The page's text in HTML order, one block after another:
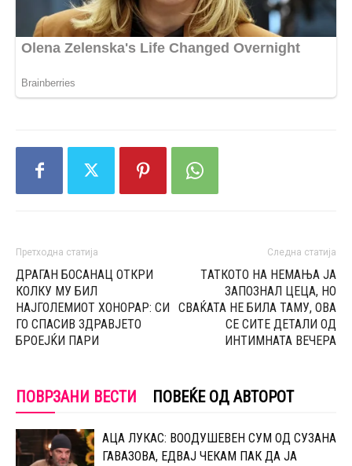
Претходна статија
ДРАГАН БОСАНАЦ ОТКРИ
КОЛКУ МУ БИЛ
НАЈГОЛЕМИОТ ХОНОРАР: СИ
ГО СПАСИВ ЗДРАВЈЕТО
БРОЕЈЌИ ПАРИ
Следна статија
TАТКОТО НА НЕМАЊА ЈА
ЗАПОЗНАЛ ЦЕЦА, НО
CВАЌАТА НЕ БИЛА ТАМУ, ОВА
СЕ СИТЕ ДЕТАЛИ ОД
ИНТИМНАТА ВЕЧЕРА
ПОВРЗАНИ ВЕСТИ ПОВЕЌЕ ОД АВТОРОТ
АЦА ЛУКАС: ВООДУШЕВЕН СУМ ОД СУЗАНА
ГАВАЗОВА, ЕДВАЈ ЧЕКАМ ПАК ДА ЈА